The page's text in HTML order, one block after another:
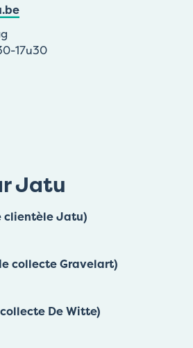
17u30
Jatu
clientèle Jatu)
collecte Gravelart)
De Witte)